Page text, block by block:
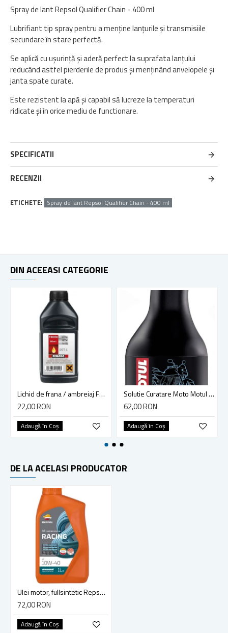
Spray de lant Repsol Qualifier Chain - 400 ml
Lubrifiant tip spray pentru a menține lanțurile și transmisiile
secundare în stare perfectă.
Se aplică cu ușurință și aderă perfect la suprafata lanțului
reducând astfel pierderile de produs și menținând anvelopele și
janta spate curate.
Este rezistent la apă și capabil să lucreze la temperaturi
ridicate și în orice mediu de functionare.
SPECIFICATII
RECENZII
ETICHETE: Spray de lant Repsol Qualifier Chain - 400 ml
DIN ACEEASI CATEGORIE
Lichid de frana / ambreiaj Ferodo DOT 4, 0.5L, FBX050
22,00 RON
Adaugă în Coş
Solutie Curatare Moto Motul E2 Moto Wash 1L
62,00 RON
Adaugă în Coş
DE LA ACELASI PRODUCATOR
Ulei motor, fullsintetic Repsol Moto Racing 10W40 4T 1L
72,00 RON
Adaugă în Coş